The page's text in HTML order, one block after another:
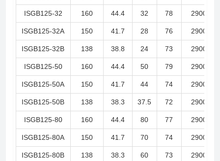
ISGB125-32 160 44.4 32 78 2900
ISGB125-32A 150 41.7 28 76 2900
ISGB125-32B 138 38.8 24 73 2900
ISGB125-50 160 44.4 50 79 2900
ISGB125-50A 150 41.7 44 74 2900
ISGB125-50B 138 38.3 37.5 72 2900
ISGB125-80 160 44.4 80 77 2900
ISGB125-80A 150 41.7 70 74 2900
ISGB125-80B 138 38.3 60 73 2900